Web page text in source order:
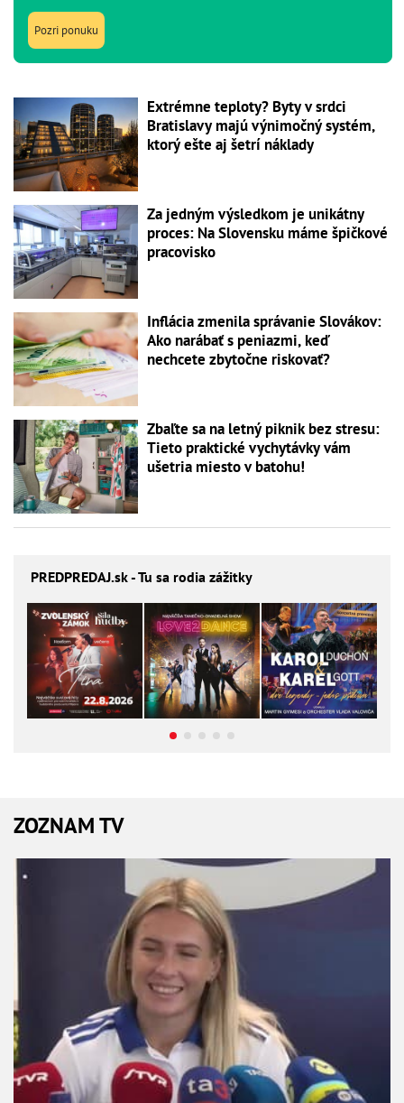
Pozri ponuku
Extrémne teploty? Byty v srdci
Bratislavy majú výnimočný systém,
ktorý ešte aj šetrí náklady
Za jedným výsledkom je unikátny
proces: Na Slovensku máme špičkové
pracovisko
Inflácia zmenila správanie Slovákov:
Ako narábať s peniazmi, keď
nechcete zbytočne riskovať?
Zbaľte sa na letný piknik bez stresu:
Tieto praktické vychytávky vám
ušetria miesto v batohu!
PREDPREDAJ.sk - Tu sa rodia zážitky
ZOZNAM TV